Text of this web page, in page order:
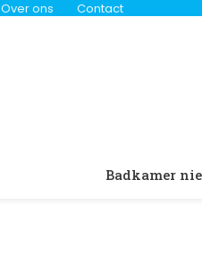
Over ons Contact
Badkamer